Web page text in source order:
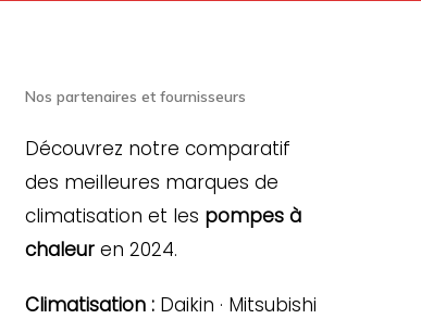
Nos partenaires et fournisseurs
Découvrez notre comparatif
des meilleures marques de
climatisation et les pompes à
chaleuren 2024.
Climatisation : Daikin · Mitsubishi